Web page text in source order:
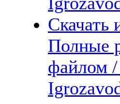
Скачать
Полные
файлом /